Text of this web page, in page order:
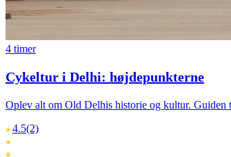
4 timer
Cykeltur i Delhi: højdepunkterne
Oplev alt om Old Delhis historie og kultur. Guiden
4.5(2)